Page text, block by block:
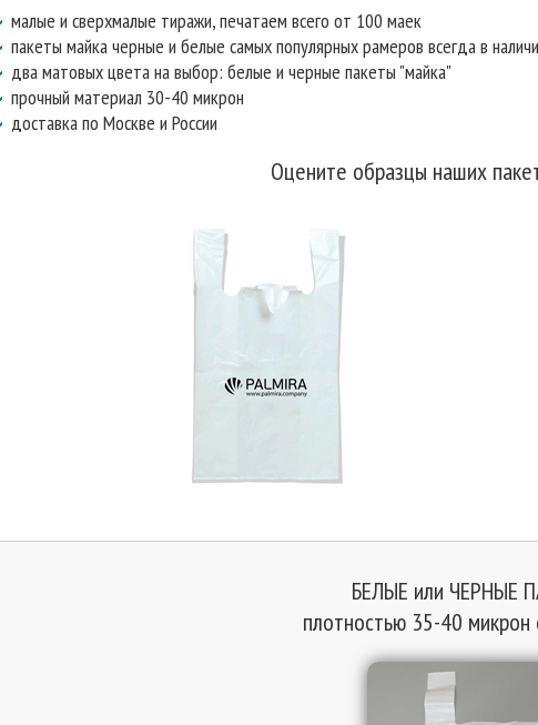
малые и сверхмалые тиражи, печатаем всего от 100 маек
пакеты майка черные и белые самых популярных рамеров всегда в
два матовых цвета на выбор: белые и черные пакеты "майка"
прочный материал 30-40 микрон
доставка по Москве и России
Оцените образцы наших
БЕЛЫЕ или ЧЕРНЫЕ
плотностью 35-40 микрон